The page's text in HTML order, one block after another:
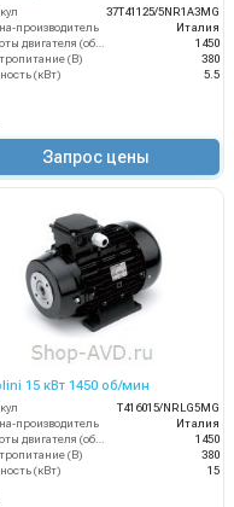
37T41125/5NR1A3MG
производитель
Италия
1450
(В)
380
(кВт)
5.5
Запрос цены
15 кВт 1450 об/мин
T416015/NRLG5MG
производитель
Италия
Обороты двигателя (об/мин)
1450
(В)
380
(кВт)
15